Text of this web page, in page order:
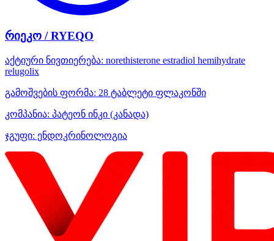
რიეკო / RYEQO
აქტიური ნივთიერება: norethisterone estradiol hemihydrate
relugolix
გამოშვების ფორმა: 28 ტაბლეტი ფლაკონში
კომპანია: პატეონ ინკი (კანადა)
ჯგუფი: ენდოკრინოლოგია